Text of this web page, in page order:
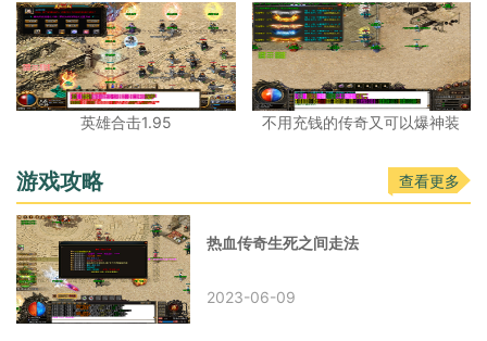
英雄合击1.95 不用充钱的传奇又可以爆神装
游戏攻略 查看更多
热血传奇生死之间走法
2023-06-09